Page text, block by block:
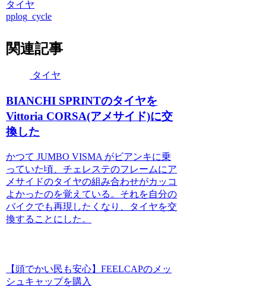
タイヤ
pplog_cycle
関連記事
タイヤ
BIANCHI SPRINTのタイヤを
Vittoria CORSA(アメサイド)に交
換した
かつて JUMBO VISMA がビアンキに乗
っていた頃、チェレステのフレームにア
メサイドのタイヤの組み合わせがカッコ
よかったのを覚えている。それを自分の
バイクでも再現したくなり、タイヤを交
換することにした。
【頭でかい民も安心】FEELCAPのメッ
シュキャップを購入